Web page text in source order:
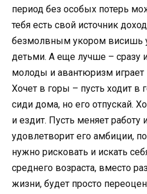
период без особых потерь
тебя есть свой источник
безмолвным укором висишь
детьми. А еще лучше – сразу
молоды и авантюризм
Хочет в горы – пусть ходит в
сиди дома, но его отпускай.
и ездит. Пусть меняет работу
удовлетворит его амбиции,
нужно рисковать и искать
среднего возраста, вместо
жизни, будет просто